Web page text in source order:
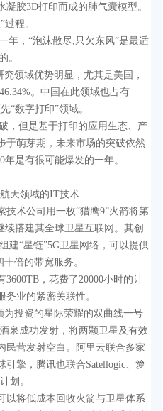
胶3D打印而成的肺气囊模型。
程。
年，“泡沫散尽,只欠东风”是最适
。
领域优势明显，尤其是美国，
。中国在此领域也占有
“数字打印”领域。
，但是基于打印的应用生态、产
于萌芽期，未来市场的突破依然
是有很可能爆发的一年。
天领域的IT技术
技术公司用一枚“猎鹰9”火箭将第
续搭建其全球卫星互联网。其创
建“星链”5G卫星网络，可以提供
倍的带宽服务。
，花费了20000小时的计
业的紧密关联性。
为投资的星际荣耀的双曲线一号
泉成功发射，将两颗卫星及有效
民营发射空白。阿里云联合多家
擎，腾讯也联合Satellogic、箩
划。
以将低成本回收火箭与卫星体系